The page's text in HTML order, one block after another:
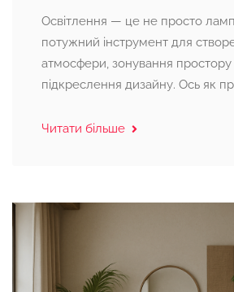
Освітлення — це не просто
потужний інструмент для
атмосфери, зонування простору
підкреслення дизайну. Ось як
Читати більше